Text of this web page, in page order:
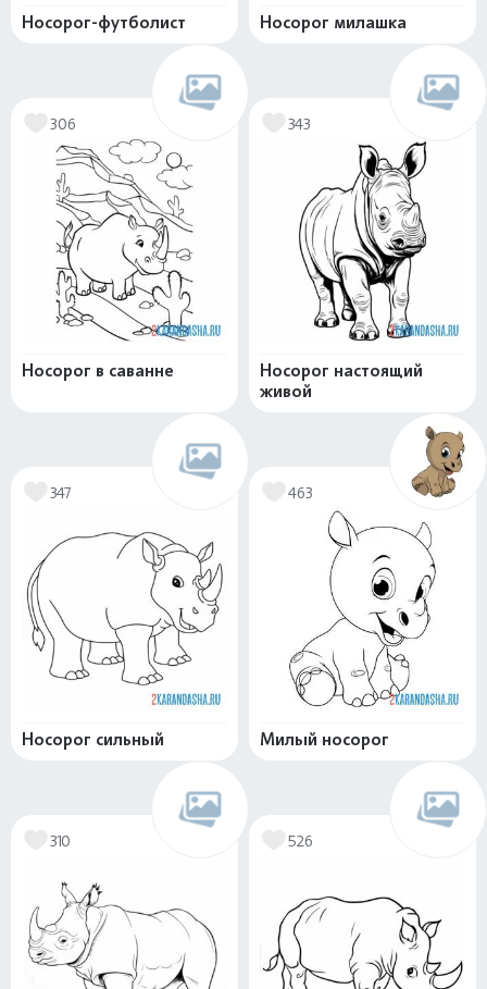
Носорог-футболист Носорог милашка
306
Носорог в саванне
343
Носорог настоящий
живой
347
Носорог сильный
463
Милый носорог
310 526